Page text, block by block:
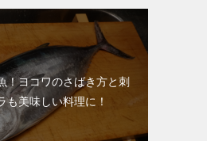
！ヨコワのさばき方と刺
も美味しい料理に！